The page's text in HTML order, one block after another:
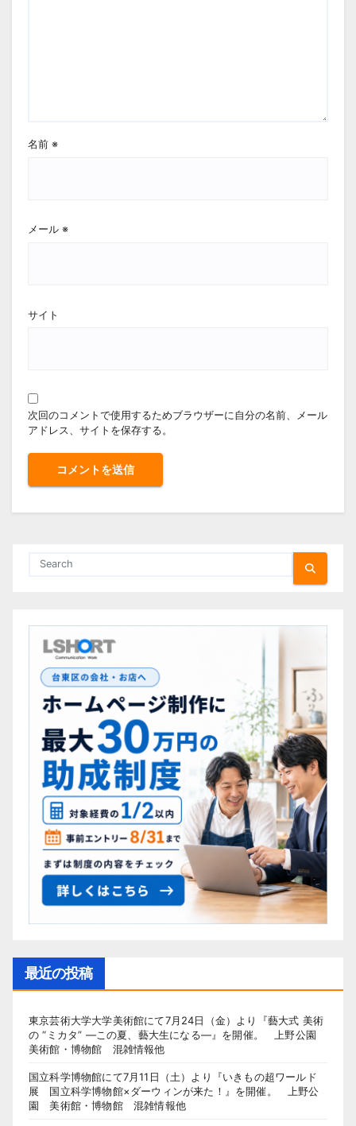
名前 ※
メール ※
サイト
次回のコメントで使用するためブラウザーに自分の名前、メール
アドレス、サイトを保存する。
最近の投稿
東京芸術大学大学美術館にて7月24日（金）より『藝大式 美術
の “ミカタ” ―この夏、藝大生になる―』を開催。 上野公園
美術館・博物館 混雑情報他
国立科学博物館にて7月11日（土）より『いきもの超ワールド
展 国立科学博物館×ダーウィンが来た！』を開催。 上野公
園 美術館・博物館 混雑情報他